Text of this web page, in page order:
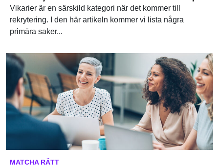
Vikarier är en särskild kategori när det kommer till
rekrytering. I den här artikeln kommer vi lista några
primära saker...
MATCHA RÄTT